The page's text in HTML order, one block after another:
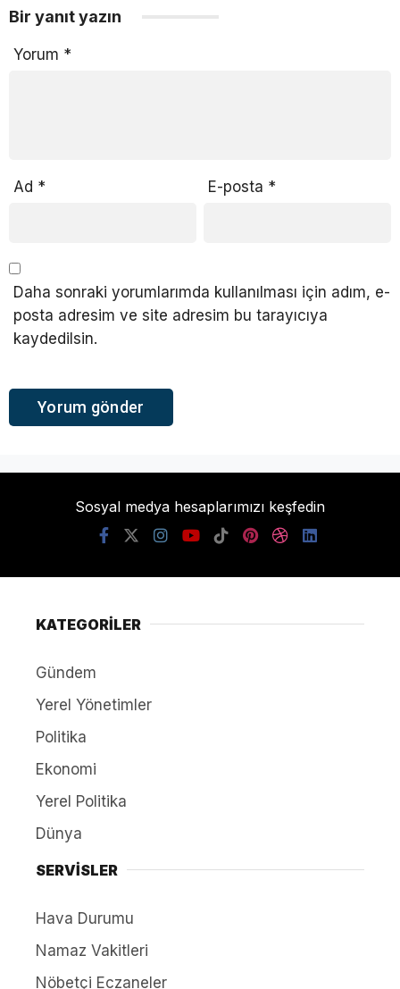
Bir yanıt yazın
Yorum *
Ad * E-posta *
Daha sonraki yorumlarımda kullanılması için adım, e-
posta adresim ve site adresim bu tarayıcıya
kaydedilsin.
Sosyal medya hesaplarımızı keşfedin
KATEGORİLER
Gündem
Yerel Yönetimler
Politika
Ekonomi
Yerel Politika
Dünya
SERVİSLER
Hava Durumu
Namaz Vakitleri
Nöbetçi Eczaneler